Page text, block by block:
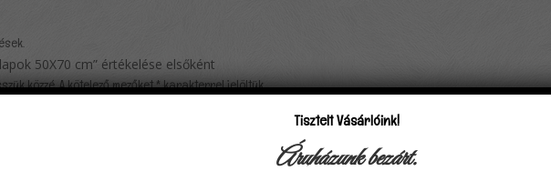
50X70 cm” értékelése elsőként
közzé.A kötelező mezőket*karakterrel jelöltük
Tisztelt Vásárlóink!
Áruházunk bezárt.